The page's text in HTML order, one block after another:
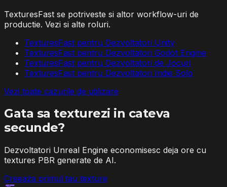
TexturesFast se potriveste si altor workflow-uri de
productie. Vezi si alte roluri.
TexturesFast pentru Dezvoltatori Unity
TexturesFast pentru Dezvoltatori Godot Engine
TexturesFast pentru Dezvoltatori de Jocuri
TexturesFast pentru Dezvoltatori Indie Solo
Vezi toate cazurile de utilizare
Gata sa texturezi in cateva
secunde?
Dezvoltatori Unreal Engine economisesc deja ore cu
textures PBR generate de AI.
Creeaza primul tau texture